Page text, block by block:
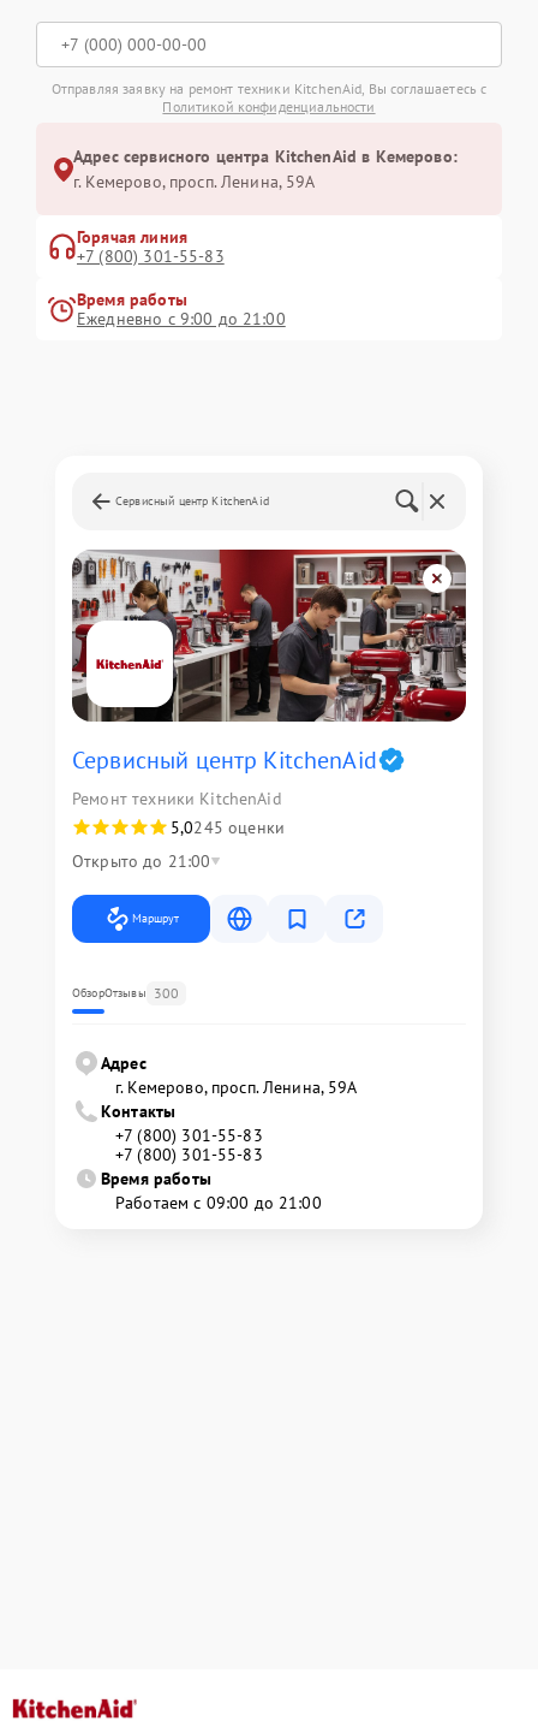
Отправляя заявку на ремонт техники KitchenAid, Вы соглашаетесь с
Политикой конфиденциальности
Адрес сервисного центра KitchenAid в Кемерово:
г. Кемерово, просп. Ленина, 59А
Горячая линия
+7 (800) 301-55-83
Время работы
Ежедневно с 9:00 до 21:00
Сервисный центр KitchenAid
Сервисный центр KitchenAid
Ремонт техники KitchenAid
5,0245 оценки
Открыто до 21:00
Маршрут
ОбзорОтзывы 300
Адрес
г. Кемерово, просп. Ленина, 59А
Контакты
+7 (800) 301-55-83
+7 (800) 301-55-83
Время работы
Работаем с 09:00 до 21:00